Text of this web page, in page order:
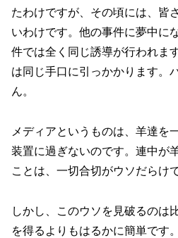
たわけですが、その頃には、皆
いわけです。他の事件に夢中に
件では全く同じ誘導が行われま
は同じ手口に引っかかります。
ん。
メディアというものは、羊達を
装置に過ぎないのです。連中が
ことは、一切合切がウソだらけで
しかし、このウソを見破るのは
を得るよりもはるかに簡単です。